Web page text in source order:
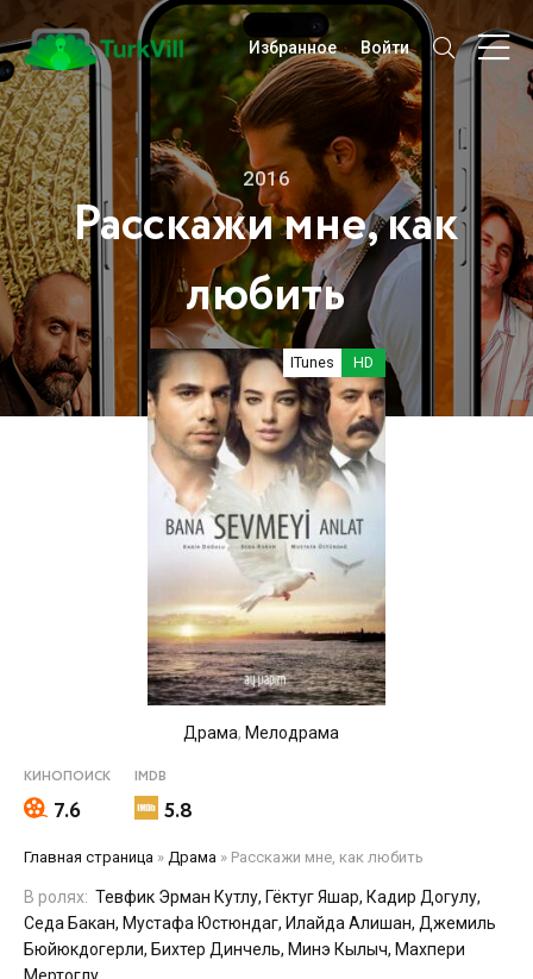
Избранное Войти
Расскажи мне, как
любить
ITunes HD
2016
Драма, Мелодрама
КИНОПОИСК
7.6
IMDB
5.8
Главная страница » Драма » Расскажи мне, как любить
В ролях: Тевфик Эрман Кутлу, Гёктуг Яшар, Кадир Догулу,
Седа Бакан, Мустафа Юстюндаг, Илайда Алишан, Джемиль
Бюйюкдогерли, Бихтер Динчель, Минэ Кылыч, Махпери